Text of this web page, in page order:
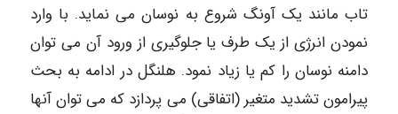
تاب مانند یک آونگ شروع به نوسان می نماید. با وارد
نمودن انرژی از یک طرف یا جلوگیری از ورود آن می توان
دامنه نوسان را کم یا زیاد نمود. هلنگل در ادامه به بحث
پیرامون تشدید متغیر (اتفاقی) می پردازد که می توان آنها